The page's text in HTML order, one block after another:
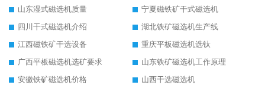
山东湿式磁选机质量
宁夏磁铁矿干式磁选机
四川干式磁选机介绍
湖北铁矿磁选机生产线
江西磁铁矿干选设备
重庆平板磁选机选钛
广西平板磁选机选矿要求
山东铁矿磁选机工作原理
安徽铁矿磁选机价格
山西干选磁选机